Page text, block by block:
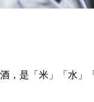
酒，是「米」「水」